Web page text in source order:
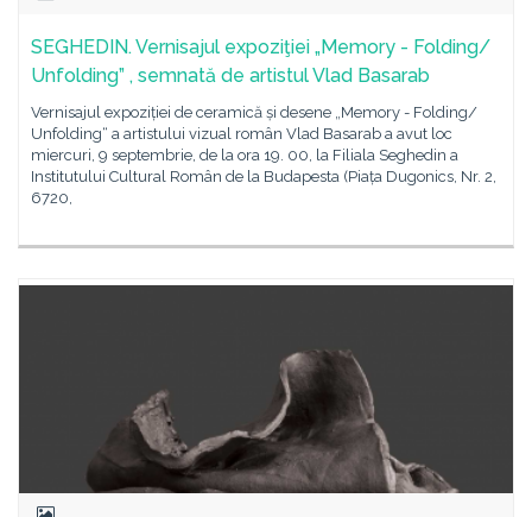
SEGHEDIN. Vernisajul expoziţiei „Memory - Folding/
Unfolding” , semnată de artistul Vlad Basarab
Vernisajul expoziției de ceramică și desene „Memory - Folding/
Unfolding“ a artistului vizual român Vlad Basarab a avut loc
miercuri, 9 septembrie, de la ora 19. 00, la Filiala Seghedin a
Institutului Cultural Român de la Budapesta (Piața Dugonics, Nr. 2,
6720,